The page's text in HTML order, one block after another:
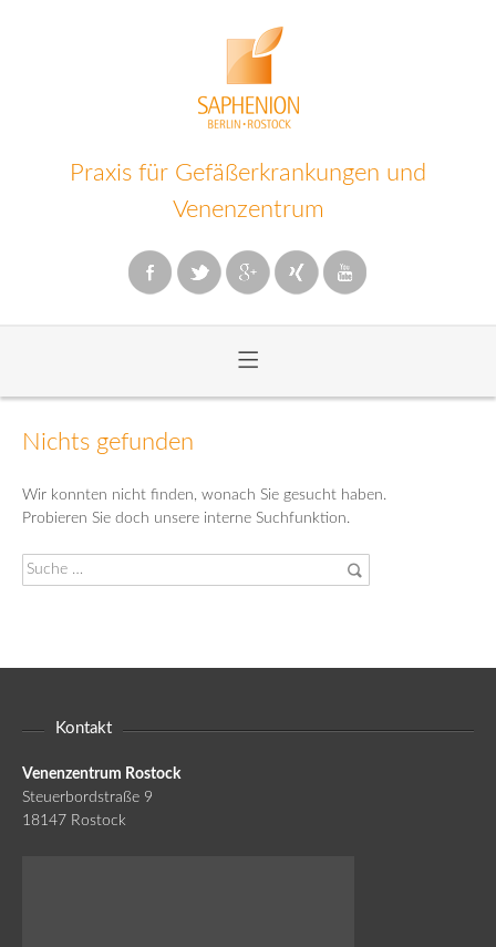
Praxis für Gefäßerkrankungen und
Venenzentrum
≡
Inhalt
Nichts gefunden
Wir konnten nicht finden, wonach Sie gesucht haben.
Probieren Sie doch unsere interne Suchfunktion.
Suche
nach:
Kontakt
Venenzentrum Rostock
Steuerbordstraße 9
18147 Rostock